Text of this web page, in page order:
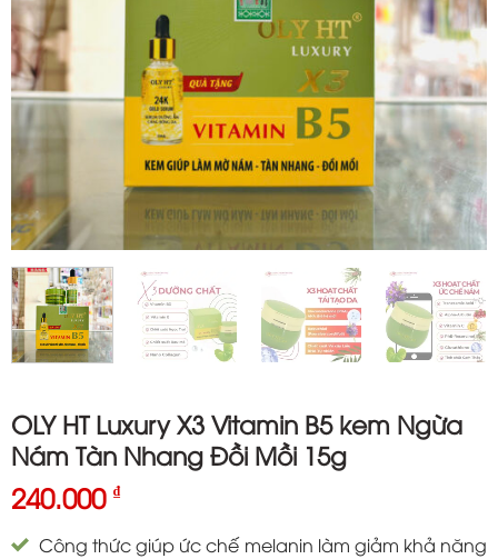
OLY HT Luxury X3 Vitamin B5 kem Ngừa
Nám Tàn Nhang Đồi Mồi 15g
240.000 ₫
Công thức giúp ức chế melanin làm giảm khả năng